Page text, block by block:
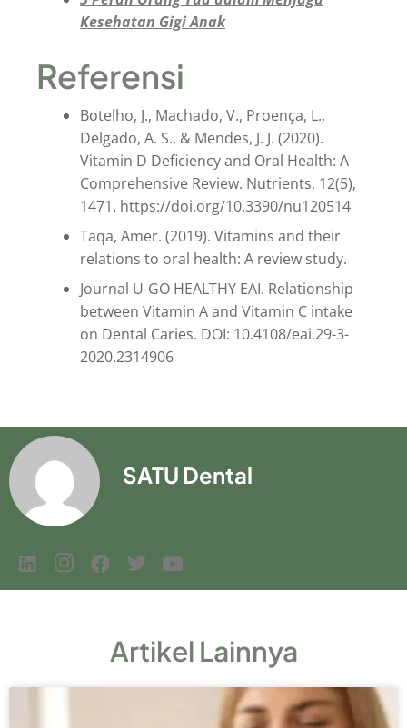
Kesehatan Gigi Anak
Referensi
Botelho, J., Machado, V., Proença, L.,
Delgado, A. S., & Mendes, J. J. (2020).
Vitamin D Deficiency and Oral Health: A
Comprehensive Review. Nutrients, 12(5),
1471. https://doi.org/10.3390/nu120514
Taqa, Amer. (2019). Vitamins and their
relations to oral health: A review study.
Journal U-GO HEALTHY EAI. Relationship
between Vitamin A and Vitamin C intake
on Dental Caries. DOI: 10.4108/eai.29-3-
2020.2314906
SATU Dental
Artikel Lainnya